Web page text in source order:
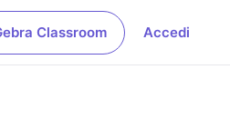
Classroom Accedi